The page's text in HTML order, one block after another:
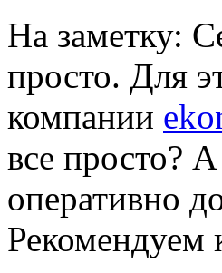
На заметку:
просто. Для
компании
все просто?
оперативно
Рекомендуем